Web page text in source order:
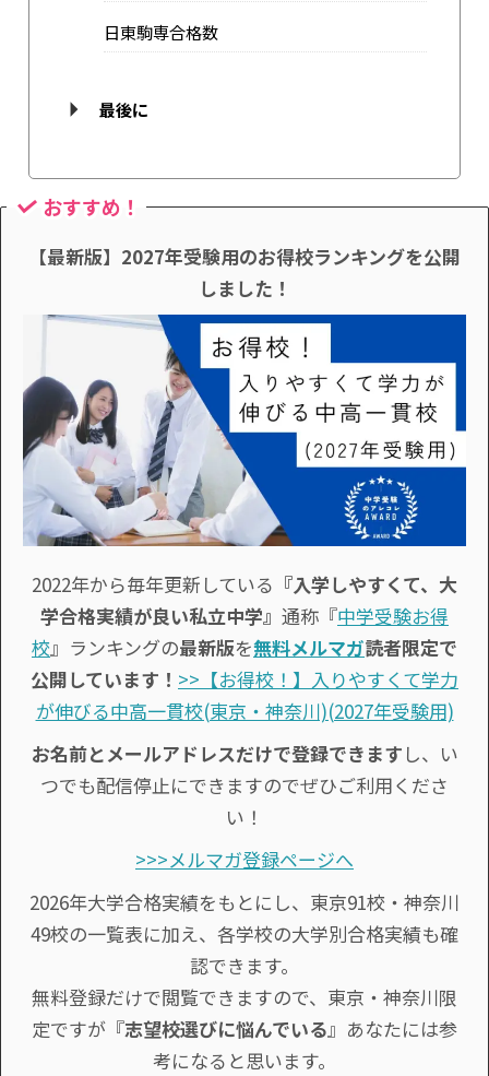
日東駒専合格数
最後に
おすすめ！
【最新版】2027年受験用のお得校ランキングを公開
しました！
2022年から毎年更新している 『入学しやすくて、大
学合格実績が良い私立中学』 通称『中学受験お得
校』ランキングの最新版を無料メルマガ読者限定で
公開しています！ >>【お得校！】入りやすくて学力
が伸びる中高一貫校(東京・神奈川)(2027年受験用)
お名前とメールアドレスだけで登録できます し、い
つでも配信停止にできますのでぜひご利用くださ
い！
>>>メルマガ登録ページへ
2026年大学合格実績をもとにし、東京91校・神奈川
49校の一覧表に加え、各学校の大学別合格実績も確
認できます。
無料登録だけで閲覧できますので、東京・神奈川限
定ですが『志望校選びに悩んでいる』あなたには参
考になると思います。